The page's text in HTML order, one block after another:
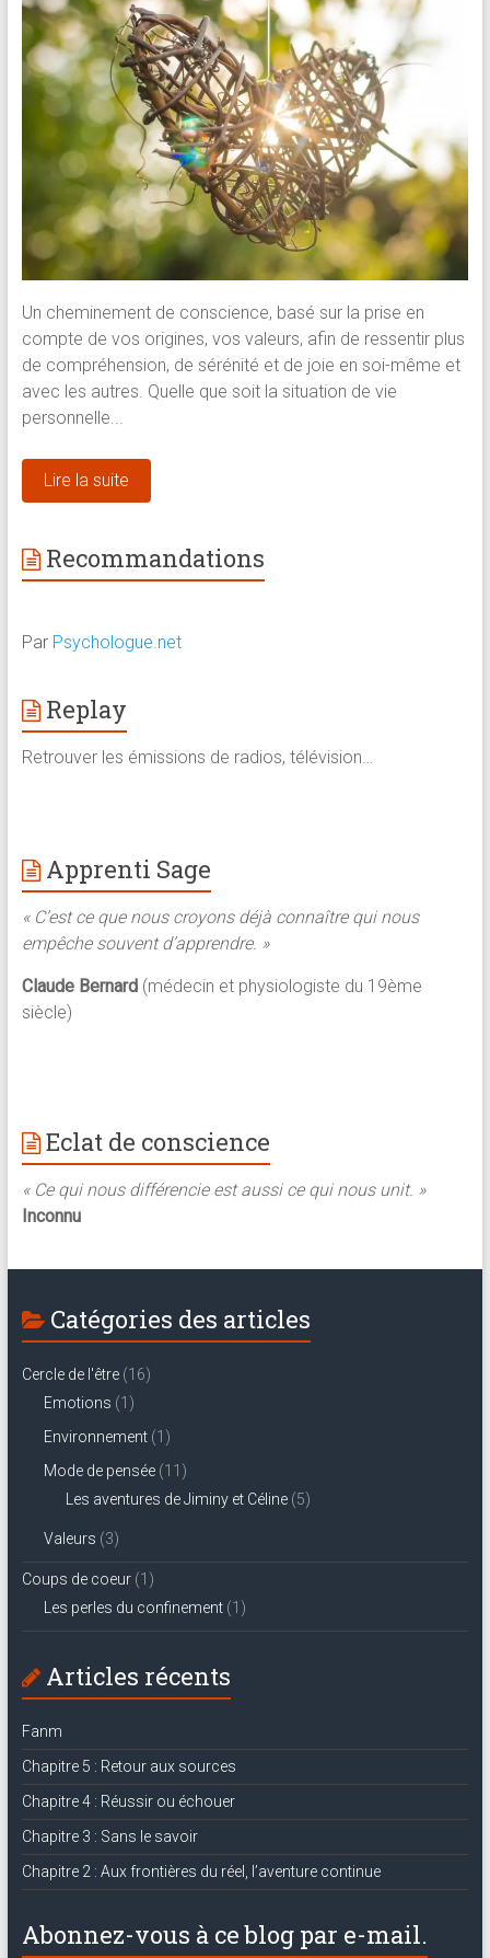
Un cheminement de conscience, basé sur la prise en
compte de vos origines, vos valeurs, afin de ressentir plus
de compréhension, de sérénité et de joie en soi-même et
avec les autres. Quelle que soit la situation de vie
personnelle...
Lire la suite
Recommandations
Par Psychologue.net
Replay
Retrouver les émissions de radios, télévision…
Apprenti Sage
« C’est ce que nous croyons déjà connaître qui nous
empêche souvent d’apprendre. »
Claude Bernard (médecin et physiologiste du 19ème
siècle)
Eclat de conscience
« Ce qui nous différencie est aussi ce qui nous unit. »
Inconnu
Catégories des articles
Cercle de l'être(16)
Emotions (1)
Environnement(1)
Mode de pensée(11)
Les aventures de Jiminy et Céline(5)
Valeurs (3)
Coups de coeur(1)
Les perles du confinement(1)
Articles récents
Fanm
Chapitre 5 : Retour aux sources
Chapitre 4 : Réussir ou échouer
Chapitre 3 : Sans le savoir
Chapitre 2 : Aux frontières du réel, l’aventure continue
Abonnez-vous à ce blog par e-mail.